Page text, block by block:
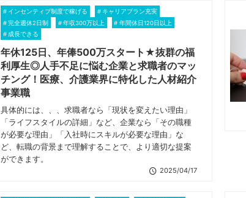
インセンティブ制度で稼げる
キャリアプラン充実
完全週休2日制
年収300万以上
年間休日120日以上
成長できる
年休125日、年俸500万スタート★抜群の福
利厚生◎人手不足に悩む企業と求職者のマッ
チング！医療、介護業界に特化した人材紹介
事業職
具体的には、、、求職者なら「現状を変えたい理由」
「ライフスタイルの詳細」など、企業なら「その職種
が必要な理由」「入社時にスキルが必要な理由」な
ど、転職の背景まで理解することで、より適切な提案
ができます。
2025/04/17